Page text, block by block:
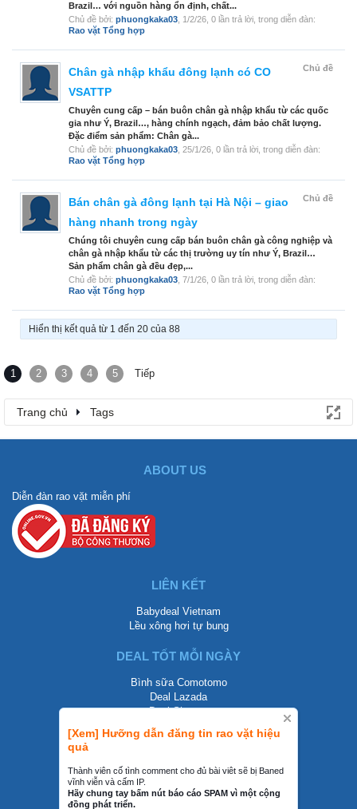
[Xem] Hưỡng dẫn đăng tin rao vặt hiệu
quả
Thành viên cố tình comment cho đủ bài viêt sẽ bị Baned
vĩnh viễn và cấm IP.
Hãy chung tay bấm nút báo cáo SPAM vì một cộng
đồng phát triển.
Brazil… với nguồn hàng ổn định, chất...
Chủ đề bởi: phuongkaka03 1/2/26 , 0 lần trả lời, trong diễn đàn:
Rao vặt Tổng hợp
Chủ đề
Chân gà nhập khẩu đông lạnh có CO
VSATTP
Chuyên cung cấp – bán buôn chân gà nhập khẩu từ các quốc
gia như Ý, Brazil…, hàng chính ngạch, đảm bảo chất lượng.
Đặc điểm sản phẩm: Chân gà...
Chủ đề bởi: phuongkaka03 25/1/26 , 0 lần trả lời, trong diễn đàn:
Rao vặt Tổng hợp
Chủ đề
Bán chân gà đông lạnh tại Hà Nội – giao
hàng nhanh trong ngày
Chúng tôi chuyên cung cấp bán buôn chân gà công nghiệp và
chân gà nhập khẩu từ các thị trường uy tín như Ý, Brazil…
Sản phẩm chân gà đều đẹp,...
Chủ đề bởi: phuongkaka03 7/1/26 , 0 lần trả lời, trong diễn đàn:
Rao vặt Tổng hợp
Hiển thị kết quả từ 1 đến 20 của 88
1 2 3 4 5 Tiếp
Trang chủ Tags
ABOUT US
Diễn đàn rao vặt miễn phí
LIÊN KẾT
Babydeal Vietnam
Lều xông hơi tự bung
DEAL TỐT MỖI NGÀY
Bình sữa Comotomo
Deal Lazada
Deal Shopee
LIÊN HỆ
0858002468
contact@mraovat.vn